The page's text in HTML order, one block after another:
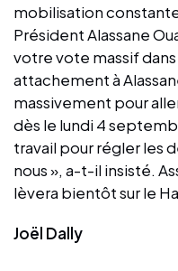
mobilisation
Président Alassane
votre vote massif
attachement à
massivement pour
dès le lundi 4
travail pour régler les
nous », a-t-il insisté.
lèvera bientôt sur le
Joël Dally